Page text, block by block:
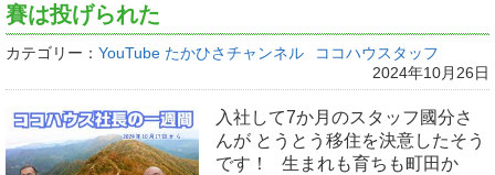
賽は投げられた
カテゴリー： YouTube たかひさチャンネル
ココハウスタッフ
2024年10月26日
入社して7か月のスタッフ國分さ
んが とうとう移住を決意したそう
です！ 生まれも育ちも町田か